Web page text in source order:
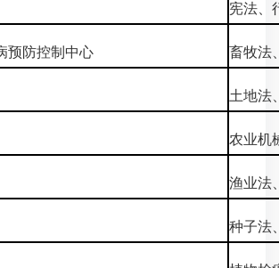
宪法、
预防控制中心 畜牧法
土地法
农业机
渔业法
种子法